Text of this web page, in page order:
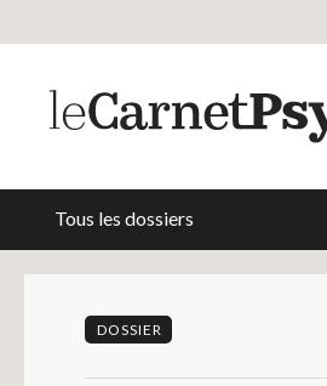
Tous les dossiers
DOSSIER